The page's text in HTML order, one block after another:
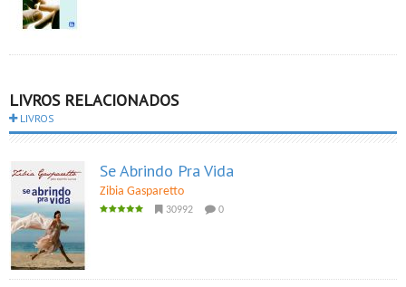
LIVROS RELACIONADOS
LIVROS
Se Abrindo Pra Vida
Zibia Gasparetto
30992 0